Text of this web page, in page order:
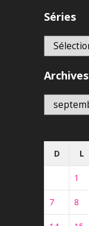
Séries
Archives
Archives
D
L
1
7 8